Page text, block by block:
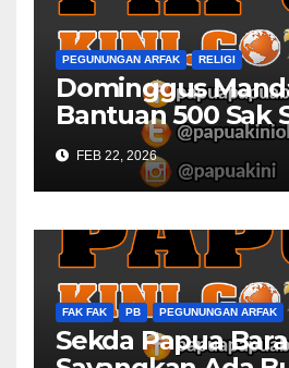
PEGUNUNGAN ARFAK RELIGI
Dominggus
Bantuan 500 Sak
GPKAI Yerusalem
FEB 22, 2026
FAK FAK PB PEGUNUNGAN ARFAK
Sekda Papua